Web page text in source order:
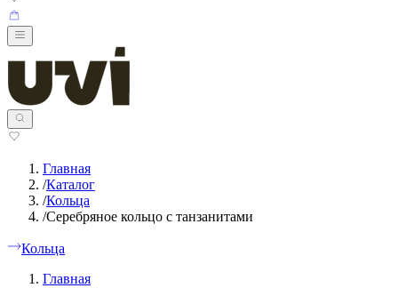
Главная
/Каталог
/Кольца
/Серебряное кольцо с танзанитами
Кольца
Главная